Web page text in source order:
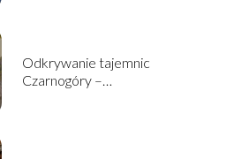
Odkrywanie tajemnic
Czarnogóry –